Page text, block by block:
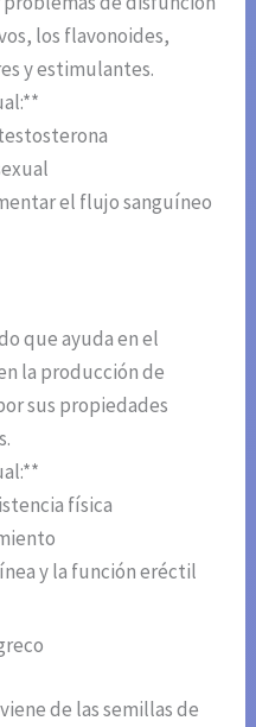
los flavonoides,
y estimulantes.
el flujo sanguíneo
que ayuda en el
la producción de
sus propiedades
física
y la función eréctil
de las semillas de